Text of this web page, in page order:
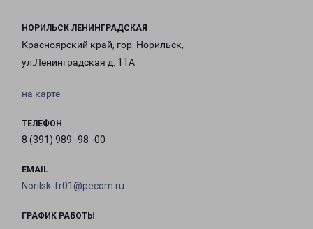
НОРИЛЬСК ЛЕНИНГРАДСКАЯ
Красноярский край, гор. Норильск,
ул.Ленинградская д. 11А
на карте
ТЕЛЕФОН
8 (391) 989 -98 -00
EMAIL
Norilsk-fr01@pecom.ru
ГРАФИК РАБОТЫ